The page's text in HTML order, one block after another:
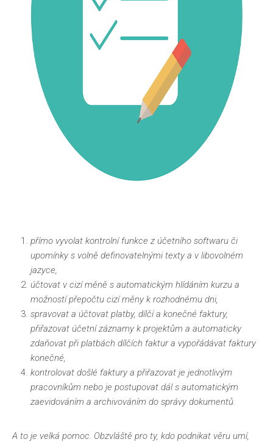
přímo vyvolat kontrolní funkce z účetního softwaru či
upomínky s volně definovatelnými texty a v libovolném
jazyce,
účtovat v cizí měně s automatickým hlídáním kurzu a
možností přepočtu cizí měny k rozhodnému dni,
spravovat a účtovat platby, dílčí a konečné faktury,
přiřazovat účetní záznamy k projektům a automaticky
zdaňovat při platbách dílčích faktur a vypořádávat faktury
konečné,
kontrolovat došlé faktury a přiřazovat je jednotlivým
pracovníkům nebo je postupovat dál s automatickým
zaevidováním a archivováním do správy dokumentů.
A to je velká pomoc. Obzvláště pro ty, kdo podnikat věru umí,